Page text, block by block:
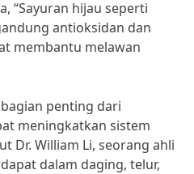
“Sayuran hijau seperti
antioksidan dan
membantu melawan
penting dari
meningkatkan sistem
Dr. William Li, seorang ahli
dalam daging, telur,